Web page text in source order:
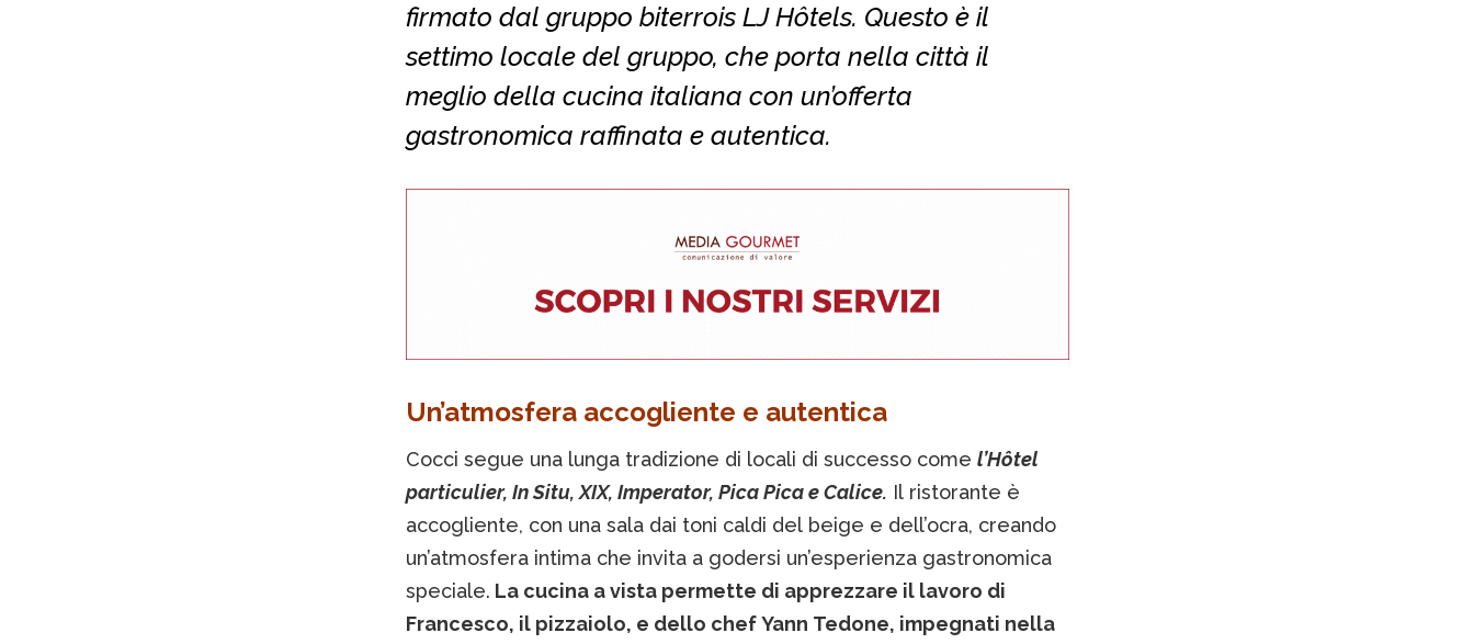
firmato dal gruppo biterrois LJ Hôtels. Questo è il
settimo locale del gruppo, che porta nella città il
meglio della cucina italiana con un’offerta
gastronomica raffinata e autentica.
Un’atmosfera accogliente e autentica
Cocci segue una lunga tradizione di locali di successo come l’Hôtel
particulier, In Situ, XIX, Imperator, Pica Pica e Calice. Il ristorante è
accogliente, con una sala dai toni caldi del beige e dell’ocra, creando
un’atmosfera intima che invita a godersi un’esperienza gastronomica
speciale. La cucina a vista permette di apprezzare il lavoro di
Francesco, il pizzaiolo, e dello chef Yann Tedone, impegnati nella